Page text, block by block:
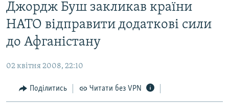
основного
матеріалу
Перейти
до
основної
Перейти
до
ВСЕ ЗА ДОБУ
СТАТТІ
СУСПІЛЬСТВО
РОСІЙСЬКА «ФІЛЬТРАЦІЯ»
ДОНБАС.РЕАЛІЇ
Джордж Буш закликав країни
НАТО відправити додаткові сили
до Афганістану
02 квітня 2008, 22:10
Поділитись Читати без VPN